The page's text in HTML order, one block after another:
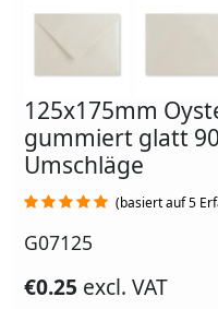
125x175mm
gummiert glatt
Umschläge
(basiert auf 5
G07125
€0.25 excl. VAT